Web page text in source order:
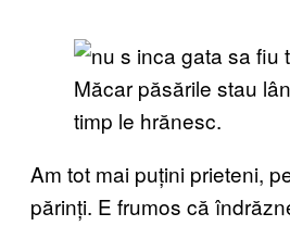
Măcar păsările stau
timp le hrănesc.
Am tot mai puțini prieteni,
părinți. E frumos că